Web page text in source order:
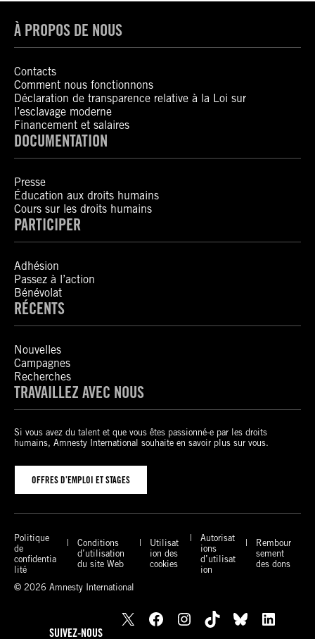
À PROPOS DE NOUS
Contacts
Comment nous fonctionnons
Déclaration de transparence relative à la Loi sur
l’esclavage moderne
Financement et salaires
DOCUMENTATION
Presse
Éducation aux droits humains
Cours sur les droits humains
PARTICIPER
Adhésion
Passez à l’action
Bénévolat
RÉCENTS
Nouvelles
Campagnes
Recherches
TRAVAILLEZ AVEC NOUS
Si vous avez du talent et que vous êtes passionné-e par les droits
humains, Amnesty International souhaite en savoir plus sur vous.
OFFRES D’EMPLOI ET STAGES
Politique
de
confidentia
lité
Conditions
d’utilisation
du site Web
Utilisat
ion des
cookies
Autorisat
ions
d’utilisat
ion
Rembour
sement
des dons
© 2026 Amnesty International
SUIVEZ-NOUS
X Facebook Instagram TikTok Bluesky
LinkedIn